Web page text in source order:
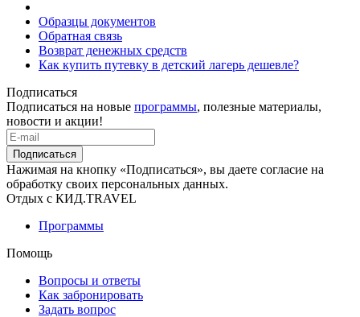
Образцы документов
Обратная связь
Возврат денежных средств
Как купить путевку в детский лагерь дешевле?
Подписаться
Подписаться на новые программы, полезные материалы,
новости и акции!
Подписаться
Нажимая на кнопку «Подписаться», вы даете согласие на
обработку своих персональных данных.
Отдых с КИД.TRAVEL
Программы
Помощь
Вопросы и ответы
Как забронировать
Задать вопрос